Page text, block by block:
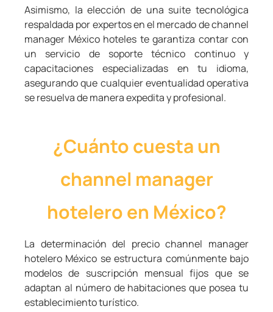
Asimismo, la elección de una suite tecnológica
respaldada por expertos en el mercado de channel
manager México hoteles te garantiza contar con
un servicio de soporte técnico continuo y
capacitaciones especializadas en tu idioma,
asegurando que cualquier eventualidad operativa
se resuelva de manera expedita y profesional.
¿Cuánto cuesta un
channel manager
hotelero en México?
La determinación del precio channel manager
hotelero México se estructura comúnmente bajo
modelos de suscripción mensual fijos que se
adaptan al número de habitaciones que posea tu
establecimiento turístico.